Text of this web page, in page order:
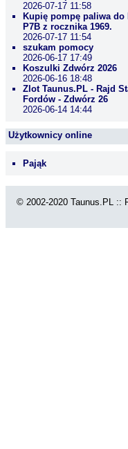
2026-07-17 11:58
Kupię pompę paliwa do
P7B z rocznika 1969.
2026-07-17 11:54
szukam pomocy
2026-06-17 17:49
Koszulki Zdwórz 2026
2026-06-16 18:48
Zlot Taunus.PL - Rajd
Fordów - Zdwórz 26
2026-06-14 14:44
Użytkownicy online
Pająk
© 2002-2020 Taunus.PL ::